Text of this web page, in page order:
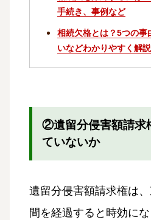
手続き、事例など
相続欠格とは？5つの事
いなどわかりやすく解説
②遺留分侵害額請求
ていないか
遺留分侵害額請求権は
間を経過すると時効にな